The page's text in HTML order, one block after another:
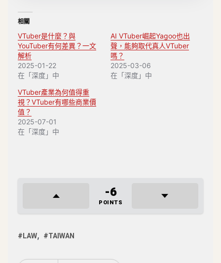
相關
VTuber是什麼？與
YouTuber有何差異？一文
解析
2025-01-22
在「深度」中
AI VTuber崛起Yagoo也出
聲，能夠取代真人VTuber
嗎？
2025-03-06
在「深度」中
VTuber產業為何值得重
視？VTuber有哪些商業價
值？
2025-07-01
在「深度」中
-6
POINTS
LAW TAIWAN